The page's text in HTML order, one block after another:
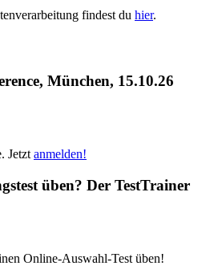
findest du hier.
München, 15.10.26
Jetzt anmelden!
üben? Der TestTrainer
Online-Auswahl-Test üben!